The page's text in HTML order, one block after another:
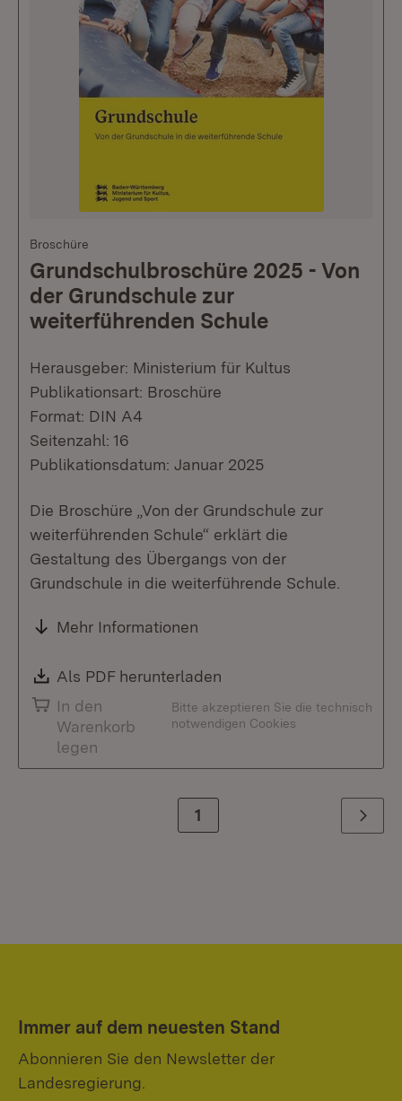
Broschüre
Grundschulbroschüre 2025 - Von
der Grundschule zur
weiterführenden Schule
Herausgeber: Ministerium für Kultus
Publikationsart: Broschüre
Format: DIN A4
Seitenzahl: 16
Publikationsdatum: Januar 2025
Die Broschüre „Von der Grundschule zur
weiterführenden Schule“ erklärt die
Gestaltung des Übergangs von der
Grundschule in die weiterführende Schule.
Mehr Informationen
Download:
Als PDF herunterladen
In den
Warenkorb
legen
Bitte akzeptieren Sie die technisch
notwendigen Cookies
Zur Seite
1 Weiter
Immer auf dem neuesten Stand
Abonnieren Sie den Newsletter der
Landesregierung.